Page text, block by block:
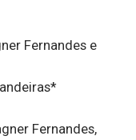
Fernandes e
Fernandes,